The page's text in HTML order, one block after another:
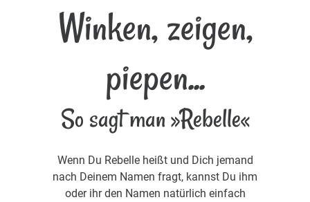
Winken, zeigen,
piepen...
So sagt man »Rebelle«
Wenn Du Rebelle heißt und Dich jemand
nach Deinem Namen fragt, kannst Du ihm
oder ihr den Namen natürlich einfach